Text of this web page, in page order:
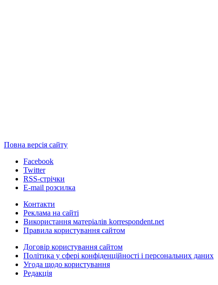
Повна версія сайту
Facebook
Twitter
RSS-стрічки
E-mail розсилка
Контакти
Реклама на сайті
Використання матеріалів korrespondent.net
Правила користування сайтом
Договір користування сайтом
Політика у сфері конфіденційності і персональних даних
Угода щодо користування
Редакція